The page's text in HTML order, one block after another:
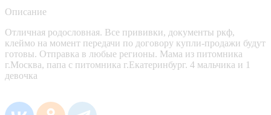
Описание
Отличная родословная. Все прививки, документы ркф,
клеймо на момент передачи по договору купли-продажи будут
готовы. Отправка в любые регионы. Мама из питомника
г.Москва, папа с питомника г.Екатеринбург. 4 мальчика и 1
девочка